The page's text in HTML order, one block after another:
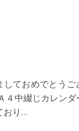
しておめでとう
４中綴じカレン
おり…